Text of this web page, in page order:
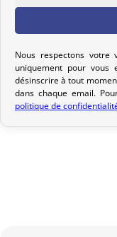
Votre commande est
la réception de votre
vous avez sélectionné
de confirmation
plusieurs options de
Politique de retour
Nous respectons votre
uniquement pour vous
désinscrire à tout
dans chaque email.
politique de